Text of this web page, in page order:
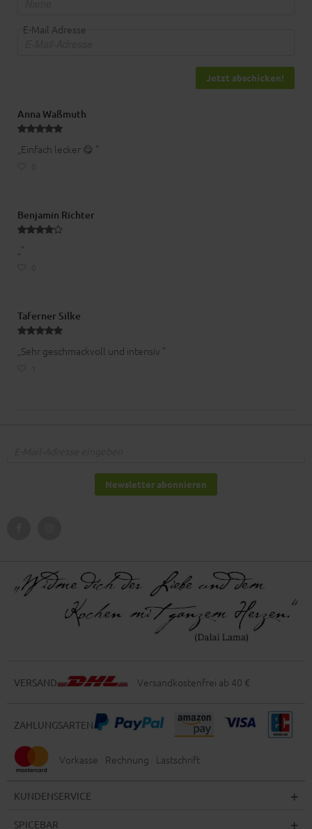
E-Mail Adresse
Jetzt abschicken!
Anna Waßmuth
„Einfach lecker 😋 ”
Benjamin Richter
„”
Taferner Silke
„Sehr geschmackvoll und intensiv ”
Newsletter abonnieren
VERSAND Versandkostenfrei ab 40 €
ZAHLUNGSARTEN
Vorkasse Rechnung Lastschrift
KUNDENSERVICE
SPICEBAR